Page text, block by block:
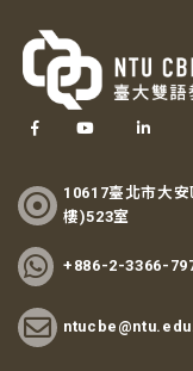
10617臺北市大
樓)523室
+886-2-3366-